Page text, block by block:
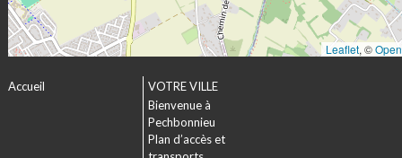
Leaflet, ©
Accueil
VOTRE VILLE
Bienvenue à
Pechbonnieu
Plan d’accès et